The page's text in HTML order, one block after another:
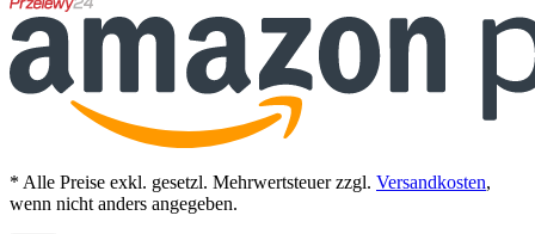
* Alle Preise exkl. gesetzl. Mehrwertsteuer zzgl. Versandkosten,
wenn nicht anders angegeben.